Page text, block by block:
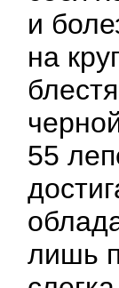
и
на
55
лишь